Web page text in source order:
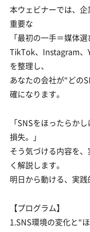
本ウェビナーでは、
重要な
「最初の一手＝媒体
TikTok、Instagram、
を整理し、
あなたの会社が“どの
確になります。
「SNSをほったらか
損失。」
そう気づける内容を
く解説します。
明日から動ける、実践
【プログラム】
1.SNS環境の変化と“